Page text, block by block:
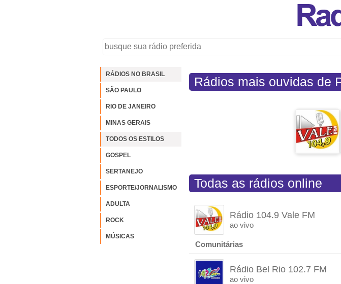
RÁDIOS NO BRASIL
SÃO PAULO
RIO DE JANEIRO
MINAS GERAIS
TODOS OS ESTILOS
GOSPEL
SERTANEJO
ESPORTE/JORNALISMO
ADULTA
ROCK
MÚSICAS
Rádios mais ouvidas de
Todas as rádios online
Rádio 104.9 Vale FM
ao vivo
Comunitárias
Rádio Bel Rio 102.7 FM
ao vivo